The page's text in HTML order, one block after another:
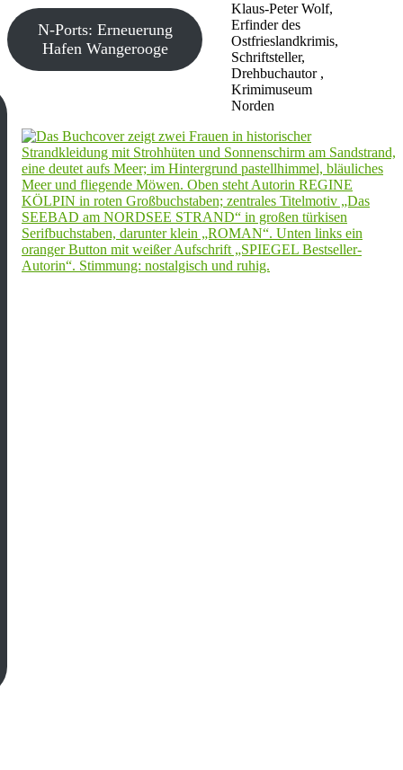
Klaus-Peter Wolf,
Erfinder des
Ostfrieslandkrimis,
Schriftsteller,
Drehbuchautor ,
Krimimuseum
Norden
N-Ports: Erneuerung
Hafen Wangerooge